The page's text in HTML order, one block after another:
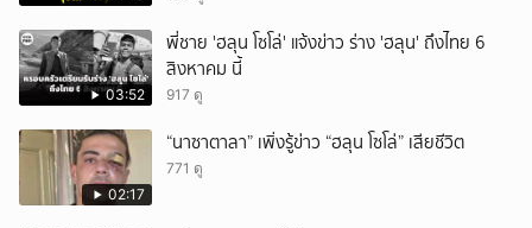
03:52
พี่ชาย 'ฮลุน โซโล่' แจ้งข่าว ร่าง 'ฮลุน' ถึงไทย 6
สิงหาคม นี้
917 ดู
02:17
“นาซาตาลา” เพิ่งรู้ข่าว “ฮลุน โซโล่” เสียชีวิต
771 ดู